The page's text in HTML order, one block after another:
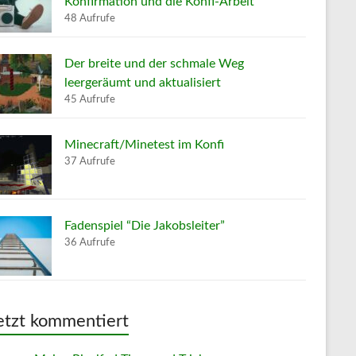
48 Aufrufe
Der breite und der schmale Weg
leergeräumt und aktualisiert
45 Aufrufe
Minecraft/Minetest im Konfi
37 Aufrufe
Fadenspiel “Die Jakobsleiter”
36 Aufrufe
kommentiert